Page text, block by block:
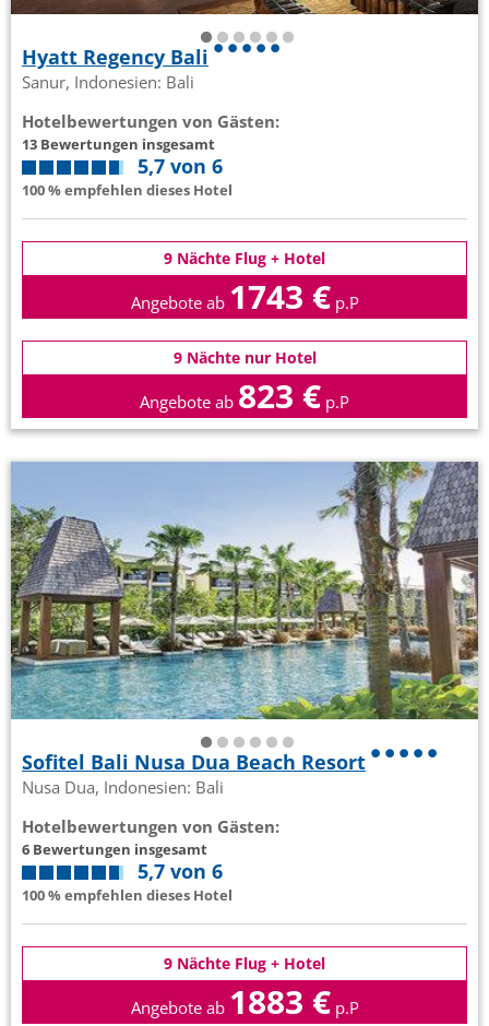
Hyatt Regency Bali
Sanur, Indonesien: Bali
Hotelbewertungen von Gästen:
13 Bewertungen insgesamt
5,7 von 6
100 % empfehlen dieses Hotel
9 Nächte Flug + Hotel
Angebote ab 1743 € p.P
9 Nächte nur Hotel
Angebote ab 823 € p.P
Sofitel Bali Nusa Dua Beach Resort
Nusa Dua, Indonesien: Bali
Hotelbewertungen von Gästen:
6 Bewertungen insgesamt
5,7 von 6
100 % empfehlen dieses Hotel
9 Nächte Flug + Hotel
Angebote ab 1883 € p.P